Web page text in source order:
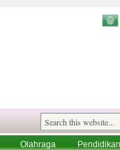
Olahraga Pendidikan